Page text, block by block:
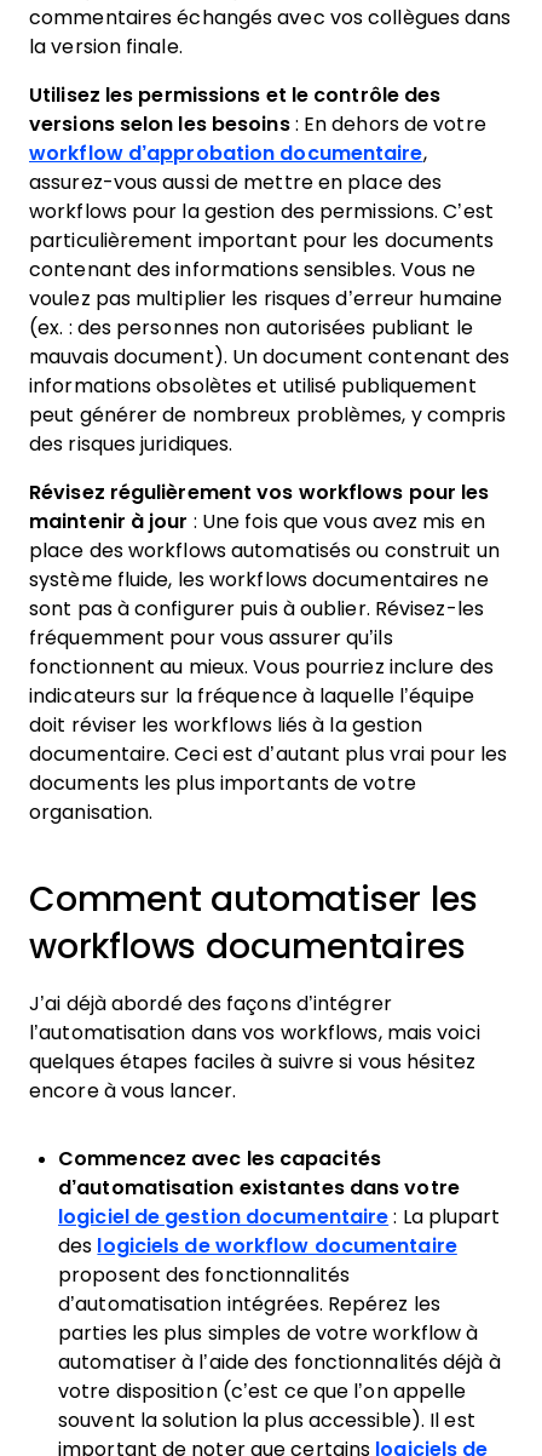
commentaires échangés avec vos collègues dans
la version finale.
Utilisez les permissions et le contrôle des
versions selon les besoins: En dehors de votre
workflow d’approbation documentaire,
assurez-vous aussi de mettre en place des
workflows pour la gestion des permissions. C’est
particulièrement important pour les documents
contenant des informations sensibles. Vous ne
voulez pas multiplier les risques d’erreur humaine
(ex. : des personnes non autorisées publiant le
mauvais document). Un document contenant des
informations obsolètes et utilisé publiquement
peut générer de nombreux problèmes, y compris
des risques juridiques.
Révisez régulièrement vos workflows pour les
maintenir à jour : Une fois que vous avez mis en
place des workflows automatisés ou construit un
système fluide, les workflows documentaires ne
sont pas à configurer puis à oublier. Révisez-les
fréquemment pour vous assurer qu’ils
fonctionnent au mieux. Vous pourriez inclure des
indicateurs sur la fréquence à laquelle l’équipe
doit réviser les workflows liés à la gestion
documentaire. Ceci est d’autant plus vrai pour les
documents les plus importants de votre
organisation.
Comment automatiser les
workflows documentaires
J’ai déjà abordé des façons d’intégrer
l’automatisation dans vos workflows, mais voici
quelques étapes faciles à suivre si vous hésitez
encore à vous lancer.
Commencez avec les capacités
d’automatisation existantes dans votre
logiciel de gestion documentaire : La plupart
des logiciels de workflow documentaire
proposent des fonctionnalités
d’automatisation intégrées. Repérez les
parties les plus simples de votre workflow à
automatiser à l’aide des fonctionnalités déjà à
votre disposition (c’est ce que l’on appelle
souvent la solution la plus accessible). Il est
important de noter que certains logiciels de